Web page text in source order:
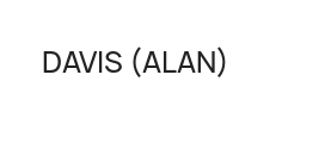
DAVIS (ALAN)